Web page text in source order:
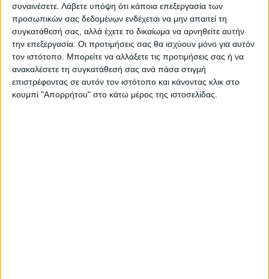
συναινέσετε. Λάβετε υπόψη ότι κάποια επεξεργασία των
προσωπικών σας δεδομένων ενδέχεται να μην απαιτεί τη
συγκατάθεσή σας, αλλά έχετε το δικαίωμα να αρνηθείτε αυτήν
την επεξεργασία. Οι προτιμήσεις σας θα ισχύουν μόνο για αυτόν
τον ιστότοπο. Μπορείτε να αλλάξετε τις προτιμήσεις σας ή να
ανακαλέσετε τη συγκατάθεσή σας ανά πάσα στιγμή
επιστρέφοντας σε αυτόν τον ιστότοπο και κάνοντας κλικ στο
κουμπί "Απορρήτου" στο κάτω μέρος της ιστοσελίδας.
ΠΑΡΟΜΟΙΑ ΑΡΘΡΑ